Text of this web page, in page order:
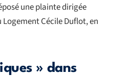
une plainte dirigée
Cécile Duflot, en
» dans